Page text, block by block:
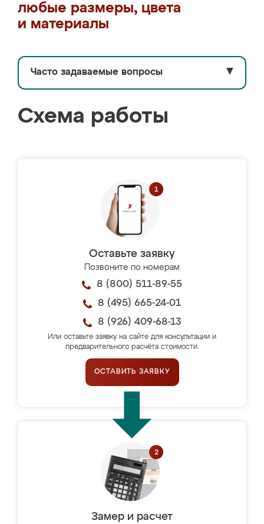
любые размеры, цвета
и материалы
Часто задаваемые вопросы ▼
Схема работы
Оставьте заявку
Позвоните по номерам
8 (800) 511-89-55
8 (495) 665-24-01
8 (926) 409-68-13
Или оставьте заявку на сайте для консультации и
предварительного расчёта стоимости.
ОСТАВИТЬ ЗАЯВКУ
Замер и расчет